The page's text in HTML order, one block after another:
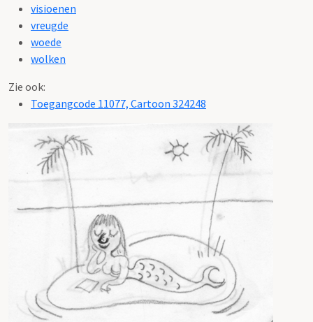
visioenen
vreugde
woede
wolken
Zie ook:
Toegangcode 11077, Cartoon 324248